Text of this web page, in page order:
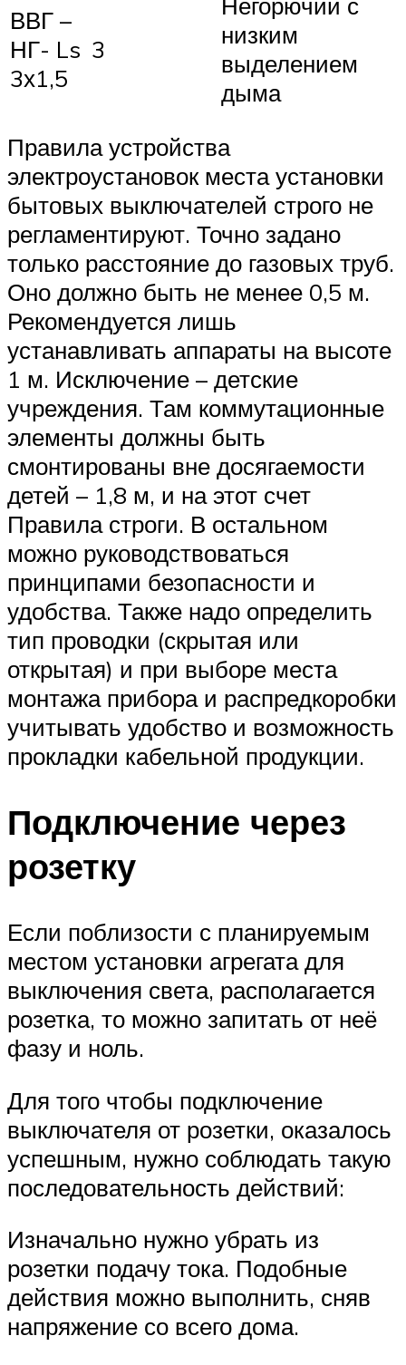
ВВГ –
НГ- Ls
3х1,5
3
низким
выделением
дыма
Правила устройства
электроустановок места установки
бытовых выключателей строго не
регламентируют. Точно задано
только расстояние до газовых труб.
Оно должно быть не менее 0,5 м.
Рекомендуется лишь
устанавливать аппараты на высоте
1 м. Исключение – детские
учреждения. Там коммутационные
элементы должны быть
смонтированы вне досягаемости
детей – 1,8 м, и на этот счет
Правила строги. В остальном
можно руководствоваться
принципами безопасности и
удобства. Также надо определить
тип проводки (скрытая или
открытая) и при выборе места
монтажа прибора и распредкоробки
учитывать удобство и возможность
прокладки кабельной продукции.
Подключение через
розетку
Если поблизости с планируемым
местом установки агрегата для
выключения света, располагается
розетка, то можно запитать от неё
фазу и ноль.
Для того чтобы подключение
выключателя от розетки, оказалось
успешным, нужно соблюдать такую
последовательность действий:
Изначально нужно убрать из
розетки подачу тока. Подобные
действия можно выполнить, сняв
напряжение со всего дома.